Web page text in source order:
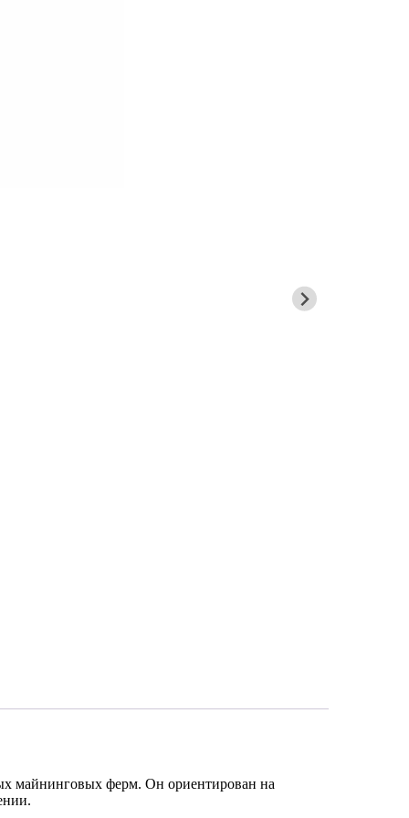
майнинговых ферм. Он ориентирован на